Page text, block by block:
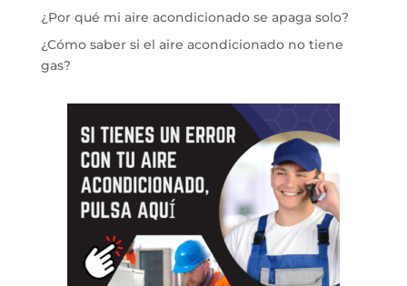
¿Por qué mi aire acondicionado se apaga solo?
¿Cómo saber si el aire acondicionado no tiene
gas?